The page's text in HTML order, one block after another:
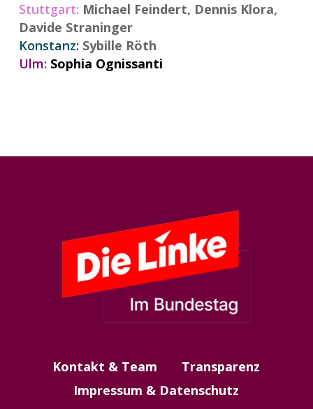
Stuttgart: Michael Feindert, Dennis Klora,
Davide Straninger
Konstanz:Sybille Röth
Ulm:Sophia Ognissanti
Kontakt & Team
Transparenz
Impressum & Datenschutz